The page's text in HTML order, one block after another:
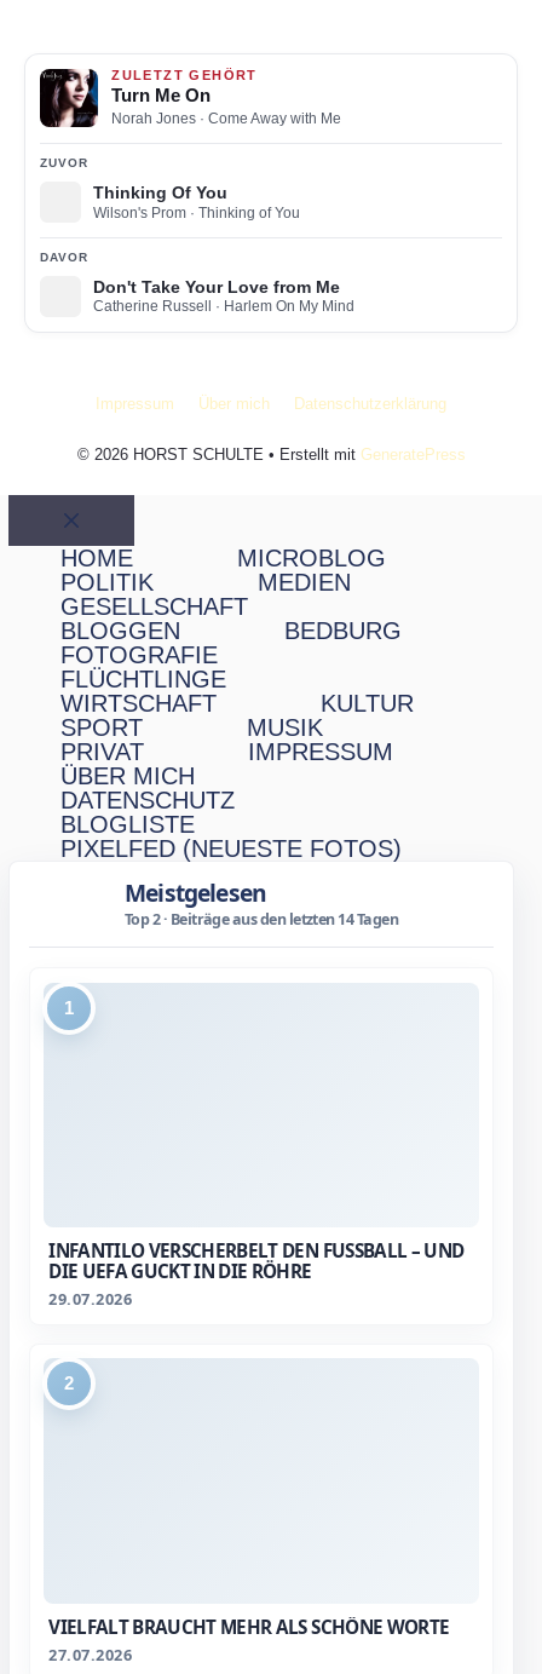
ZULETZT GEHÖRT
Turn Me On
Norah Jones · Come Away with Me
ZUVOR
Thinking Of You
Wilson's Prom · Thinking of You
DAVOR
Don't Take Your Love from Me
Catherine Russell · Harlem On My Mind
Impressum Über mich Datenschutzerklärung
© 2026 HORST SCHULTE • Erstellt mit GeneratePress
Schließen
HOME
MICROBLOG
POLITIK
MEDIEN
GESELLSCHAFT
BLOGGEN
BEDBURG
FOTOGRAFIE
FLÜCHTLINGE
WIRTSCHAFT
KULTUR
SPORT
MUSIK
PRIVAT
IMPRESSUM
ÜBER MICH
DATENSCHUTZ
BLOGLISTE
PIXELFED (NEUESTE FOTOS)
Meistgelesen
Top 2 · Beiträge aus den letzten 14 Tagen
1
INFANTILO VERSCHERBELT DEN FUSSBALL – UND D
IE UEFA GUCKT IN DIE RÖHRE
29.07.2026
2
VIELFALT BRAUCHT MEHR ALS SCHÖNE WORTE
27.07.2026